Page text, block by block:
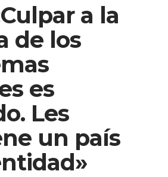
a la
de los
es
Les
un país